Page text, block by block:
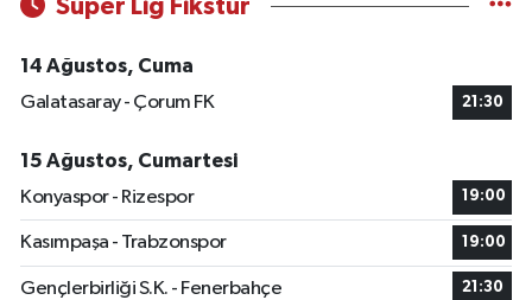
Süper Lig Fikstür
14 Ağustos, Cuma
Galatasaray - Çorum FK
21:30
15 Ağustos, Cumartesi
Konyaspor - Rizespor
19:00
Kasımpaşa - Trabzonspor 19:00
Gençlerbirliği S.K. - Fenerbahçe 21:30